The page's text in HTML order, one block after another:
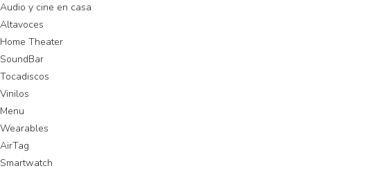
Audio y cine en casa
Altavoces
Home Theater
SoundBar
Tocadiscos
Vinilos
Menu
Wearables
AirTag
Smartwatch